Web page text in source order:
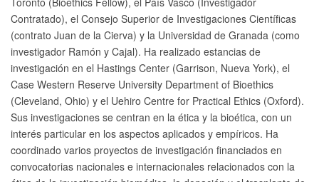
Contratado), el Consejo Superior de Investigaciones Científicas
(contrato Juan de la Cierva) y la Universidad de Granada (como
investigador Ramón y Cajal). Ha realizado estancias de
investigación en el Hastings Center (Garrison, Nueva York), el
Case Western Reserve University Department of Bioethics
(Cleveland, Ohio) y el Uehiro Centre for Practical Ethics (Oxford).
Sus investigaciones se centran en la ética y la bioética, con un
interés particular en los aspectos aplicados y empíricos. Ha
coordinado varios proyectos de investigación financiados en
convocatorias nacionales e internacionales relacionados con la